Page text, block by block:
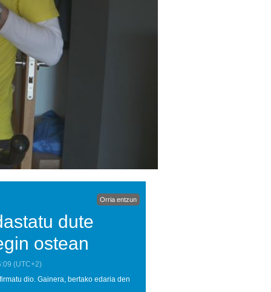
Orria entzun
dute
ostean
(UTC+2)
dio. Gainera, bertako edaria den